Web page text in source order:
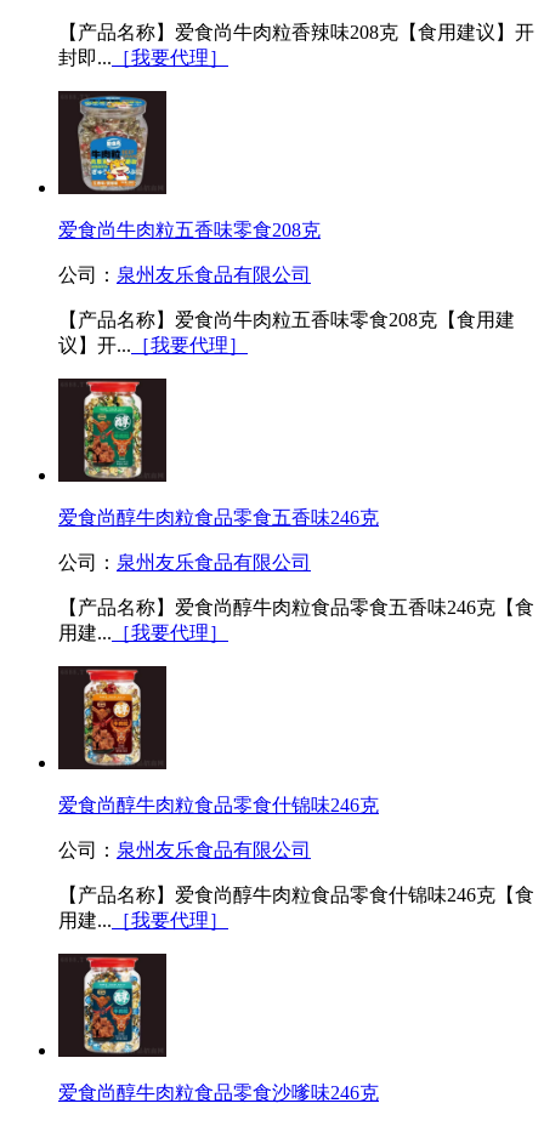
【产品名称】爱食尚牛肉粒香辣味208克【食用建议】开
封即... ［我要代理］
爱食尚牛肉粒五香味零食208克
公司： 泉州友乐食品有限公司
【产品名称】爱食尚牛肉粒五香味零食208克【食用建
议】开... ［我要代理］
爱食尚醇牛肉粒食品零食五香味246克
公司： 泉州友乐食品有限公司
【产品名称】爱食尚醇牛肉粒食品零食五香味246克【食
用建... ［我要代理］
爱食尚醇牛肉粒食品零食什锦味246克
公司： 泉州友乐食品有限公司
【产品名称】爱食尚醇牛肉粒食品零食什锦味246克【食
用建... ［我要代理］
爱食尚醇牛肉粒食品零食沙嗲味246克